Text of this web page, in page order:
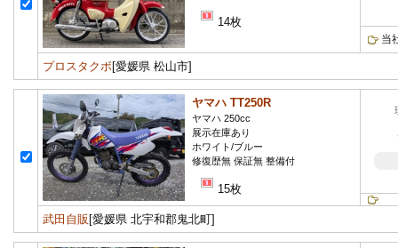
14枚
当
プロスタクボ[愛媛県 松山市]
ヤマハ TT250R
ヤマハ 250cc
展示在庫あり
ホワイト/ブルー
修復歴無 保証無 整備付
15枚
武田自販 [愛媛県 北宇和郡鬼北町]